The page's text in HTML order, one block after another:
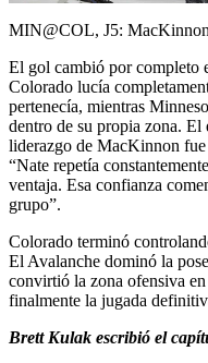
MIN@COL, J5:
El gol cambió por completo
Colorado lucía
pertenecía, mientras
dentro de su propia zona. El
liderazgo de MacKinnon fue
“Nate repetía
ventaja. Esa confianza
grupo”.
Colorado terminó
El Avalanche dominó la
convirtió la zona ofensiva
finalmente la jugada
Brett Kulak escribió el